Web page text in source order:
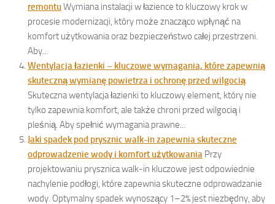
remontuWymiana instalacji w łazience to kluczowy krok w
procesie modernizacji, który może znacząco wpłynąć na
komfort użytkowania oraz bezpieczeństwo całej przestrzeni.
Aby...
Wentylacja łazienki – kluczowe wymagania, które zapewnią
skuteczną wymianę powietrza i ochronę przed wilgocią
Skuteczna wentylacja łazienki to kluczowy element, który nie
tylko zapewnia komfort, ale także chroni przed wilgocią i
pleśnią. Aby spełnić wymagania prawne...
Jaki spadek pod prysznic walk-in zapewnia skuteczne
odprowadzenie wody i komfort użytkowania Przy
projektowaniu prysznica walk-in kluczowe jest odpowiednie
nachylenie podłogi, które zapewnia skuteczne odprowadzanie
wody. Optymalny spadek wynoszący 1–2% jest niezbędny, aby